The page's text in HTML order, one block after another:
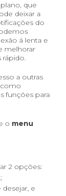
que
deixar a
do
á lenta e
melhorar
rápido.
a outras
funções para
o menu
2 opções:
;
desejar, e